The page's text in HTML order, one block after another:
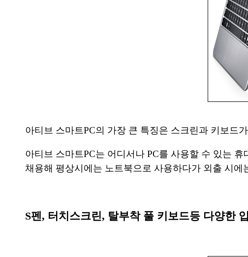
아티브 스마트PC의 가장 큰 특징은 스크린과 키보드
아티브 스마트PC는 어디서나 PC를 사용할 수 있는
채용해 평상시에는 노트북으로 사용하다가 외출 시
S펜, 터치스크린, 탈부착 풀 키보드등 다양한